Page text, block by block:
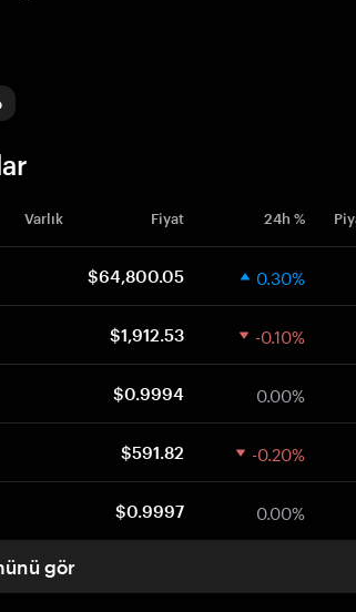
Varlık Fiyat 24h %
$64,800.05 0.30%
$1,912.53 -0.10%
$0.9994 0.00%
$591.82 -0.20%
$0.9997 0.00%
gör